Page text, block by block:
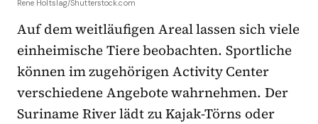
Rene Holtslag/Shutterstock.com
Auf dem weitläufigen Areal lassen sich viele
einheimische Tiere beobachten. Sportliche
können im zugehörigen Activity Center
verschiedene Angebote wahrnehmen. Der
Suriname River lädt zu Kajak-Törns oder